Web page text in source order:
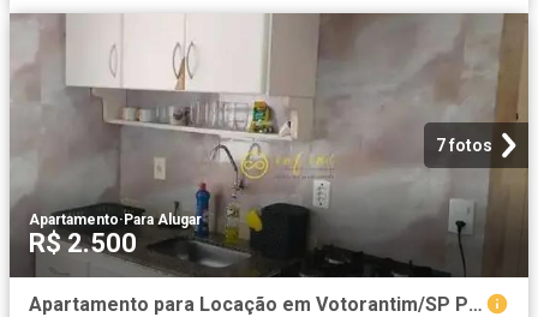
7 fotos
Apartamento·Para Alugar
R$ 2.500
Apartamento para Locação em Votorantim/SP Parque Morumbi 2 Quartos